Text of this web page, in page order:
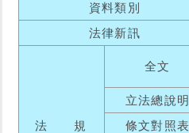
資料類別
法律新訊
法 規
全文
立法總說明
條文對照表